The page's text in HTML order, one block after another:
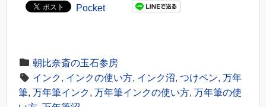
Pocket
朝比奈斎の玉石参房
インク, インクの使い方, インク沼, つけペン, 万年
筆, 万年筆インク, 万年筆インクの使い方, 万年筆の使